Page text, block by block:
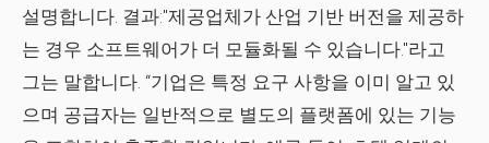
설명합니다. 결과:"제공업체가 산업 기반 버전을 제공하
는 경우 소프트웨어가 더 모듈화될 수 있습니다."라고
그는 말합니다. “기업은 특정 요구 사항을 이미 알고 있
으며 공급자는 일반적으로 별도의 플랫폼에 있는 기능